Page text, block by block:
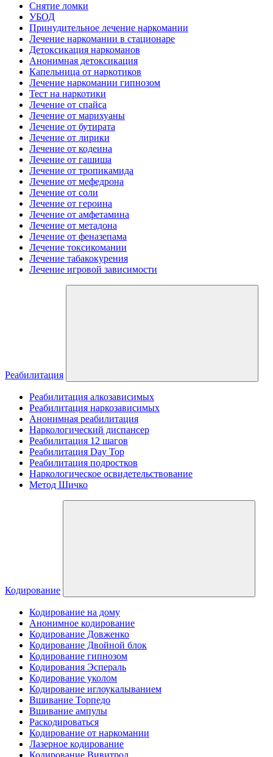
Снятие ломки
УБОД
Принудительное лечение наркомании
Лечение наркомании в стационаре
Детоксикация наркоманов
Анонимная детоксикация
Капельница от наркотиков
Лечение наркомании гипнозом
Тест на наркотики
Лечение от спайса
Лечение от марихуаны
Лечение от бутирата
Лечение от лирики
Лечение от кодеина
Лечение от гашиша
Лечение от тропикамида
Лечение от мефедрона
Лечение от соли
Лечение от героина
Лечение от амфетамина
Лечение от метадона
Лечение от феназепама
Лечение токсикомании
Лечение табакокурения
Лечение игровой зависимости
Реабилитация
Реабилитация алкозависимых
Реабилитация наркозависимых
Анонимная реабилитация
Наркологический диспансер
Реабилитация 12 шагов
Реабилитация Day Top
Реабилитация подростков
Наркологическое освидетельствование
Метод Шичко
Кодирование
Кодирование на дому
Анонимное кодирование
Кодирование Довженко
Кодирование Двойной блок
Кодирование гипнозом
Кодирования Эспераль
Кодирование уколом
Кодирование иглоукалыванием
Вшивание Торпедо
Вшивание ампулы
Раскодироваться
Кодирование от наркомании
Лазерное кодирование
Кодирование Вивитрол